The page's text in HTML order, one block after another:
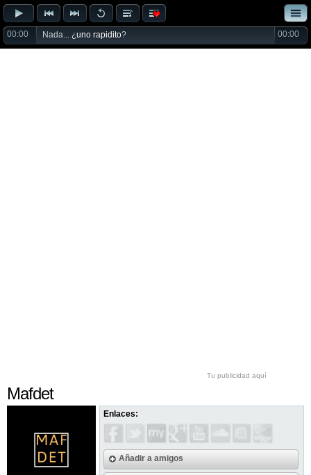
00:00 Nada... ¿uno rapidito? 00:00
Tu publicidad aquí
Mafdet
Enlaces:
Añadir a amigos